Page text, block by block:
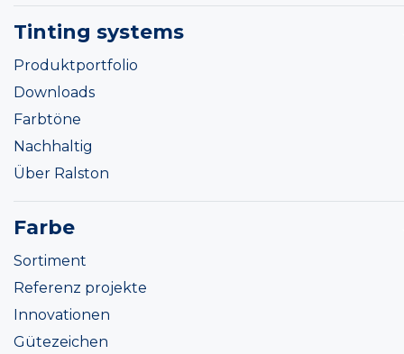
Tinting systems
Produktportfolio
Downloads
Farbtöne
Nachhaltig
Über Ralston
Farbe
Sortiment
Referenz projekte
Innovationen
Gütezeichen